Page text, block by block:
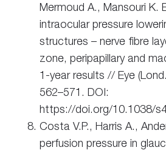
Mermoud A., Mansouri K.
intraocular pressure
structures – nerve fibre
zone, peripapillary and
1-year results // Eye
562–571. DOI:
https://doi.org/10.1038/
Costa V.P., Harris A.,
perfusion pressure in